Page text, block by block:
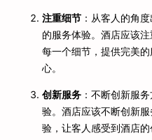
注重细节 ：从客人的角
的服务体验。酒店应该
每一个细节，提供完美
心。
创新服务 ：不断创新服
验。酒店应该不断创新
验，让客人感受到酒店的